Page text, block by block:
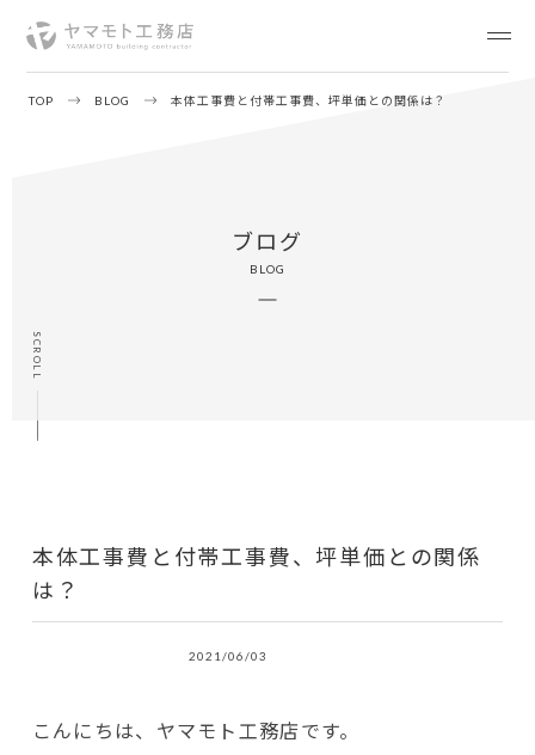
TOP BLOG 本体工事費と付帯工事費、坪単価との関係は？
SCROLL
ブログ
BLOG
本体工事費と付帯工事費、坪単価との関係
は？
2021/06/03
こんにちは、ヤマモト工務店です。